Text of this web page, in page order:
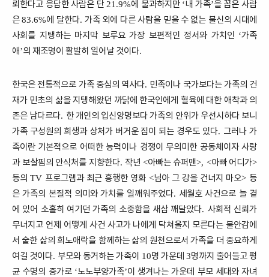
뢰한다고 응답한 사람은 단 21.9%에 불과하지만 ‘내 가족’을 꼽은 사람
은83.6%에 달한다.가족 외에 다른 사람을 믿을 수 없는 불신의 시대에
사회를 지탱하는 마지막 보루요 가장 보편적인 정서와 가치인 ‘가족
애’의 재조명이 활발히 일어날 것이다.
한국은 전통적으로 가족 중심의 역사다. 민족이나 국가보다는 가족의 건
재가 민초의 삶을 지탱해왔던 까닭에 한국인에게 혈육에 대한 애착과 의
존은 남다르다. 한 개인의 입신양명보다 가족의 안위가 우선시하다 보니
가족 구성원의 희생과 상처가 버거운 짐이 되는 경우도 있다. 그러나 가
족이란 기본적으로 어떠한 능력이나 경쟁이 무의미한 공동체이자 사랑
과 보살핌의 안식처를 지향한다. 작년 <아빠는 슈퍼맨>, <아빠 어디가>
등의TV 프로그램과 최근 흥행한 영화 <님아 그 강을 건너지 마오> 등
은 가족의 본질적 의미와 가치를 일깨워주었다. 세월호 사건으로 늘 곁
에 있어 소홀히 여기던 가족의 소중함을 새삼 깨달았다. 사회적 신뢰가
무너지고 언제 어떻게 사건 사고가 나에게 닥쳐올지 모른다는 불안감에
서 숱한 삶의 희노애락을 함께하는 삶의 원천으로서 가족을 더 중요하게
여길 것이다. 부모와 동거하는 가족이 10명 가운데 3명까지 줄어들고 평
균 수명의 증가로 ‘노노부양가족’이 생겨나는 가운데 부모 세대와 자녀